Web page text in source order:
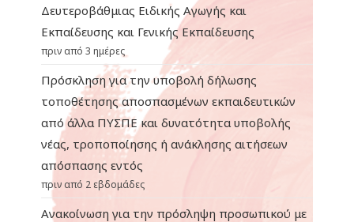
Δευτεροβάθμιας Ειδικής Αγωγής και
Εκπαίδευσης και Γενικής Εκπαίδευσης
πριν από 3 ημέρες
Πρόσκληση για την υποβολή δήλωσης
τοποθέτησης αποσπασμένων εκπαιδευτικών
από άλλα ΠΥΣΠΕ και δυνατότητα υποβολής
νέας, τροποποίησης ή ανάκλησης αιτήσεων
απόσπασης εντός
πριν από 2 εβδομάδες
Ανακοίνωση για την πρόσληψη προσωπικού με